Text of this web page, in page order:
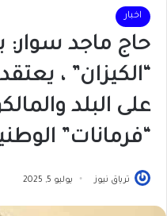
اخبار
حاج ماجد سوار:
“الكيزان” ،
على البلد
“فرمانات”
ترياق نيوز يوليو 5, 2025